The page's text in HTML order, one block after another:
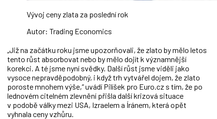
Vývoj ceny zlata za poslední rok
Autor: Trading Economics
„Již na začátku roku jsme upozorňovali, že zlato by mělo letos
tento růst absorbovat nebo by mělo dojít k významnější
korekci. A té jsme nyní svědky. Další růst jsme viděli jako
vysoce nepravděpodobný, i když trh vytvářel dojem, že zlato
poroste mnohem výše,“ uvádí Pilíšek pro Euro.cz s tím, že po
lednovém citelném zlevnění přišla další krizová situace
v podobě války mezi USA, Izraelem a Íránem, která opět
vyhnala ceny vzhůru.